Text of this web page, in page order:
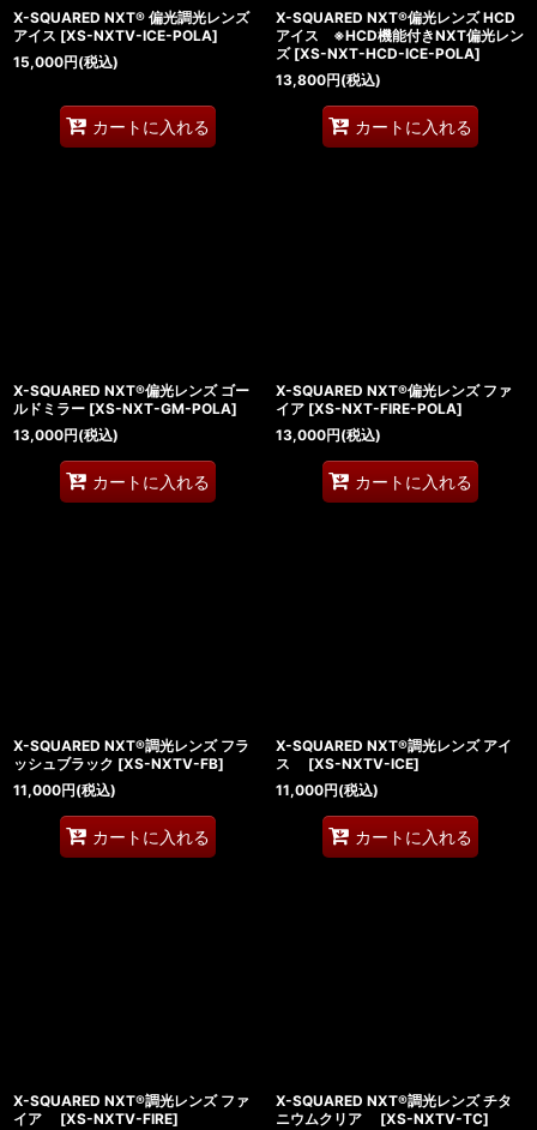
X-SQUARED NXT® 偏光調光レンズ
アイス [XS-NXTV-ICE-POLA]
15,000円(税込)
カートに入れる
X-SQUARED NXT®偏光レンズ HCD
アイス ※HCD機能付きNXT偏光レン
ズ [XS-NXT-HCD-ICE-POLA]
13,800円(税込)
カートに入れる
X-SQUARED NXT®偏光レンズ ゴー
ルドミラー [XS-NXT-GM-POLA]
13,000円(税込)
カートに入れる
X-SQUARED NXT®偏光レンズ ファ
イア [XS-NXT-FIRE-POLA]
13,000円(税込)
カートに入れる
X-SQUARED NXT®調光レンズ フラ
ッシュブラック [XS-NXTV-FB]
11,000円(税込)
カートに入れる
X-SQUARED NXT®調光レンズ アイ
ス
[XS-NXTV-ICE]
11,000円(税込)
カートに入れる
X-SQUARED NXT®調光レンズ ファ
イア
[XS-NXTV-FIRE]
X-SQUARED NXT®調光レンズ チタ
ニウムクリア
[XS-NXTV-TC]